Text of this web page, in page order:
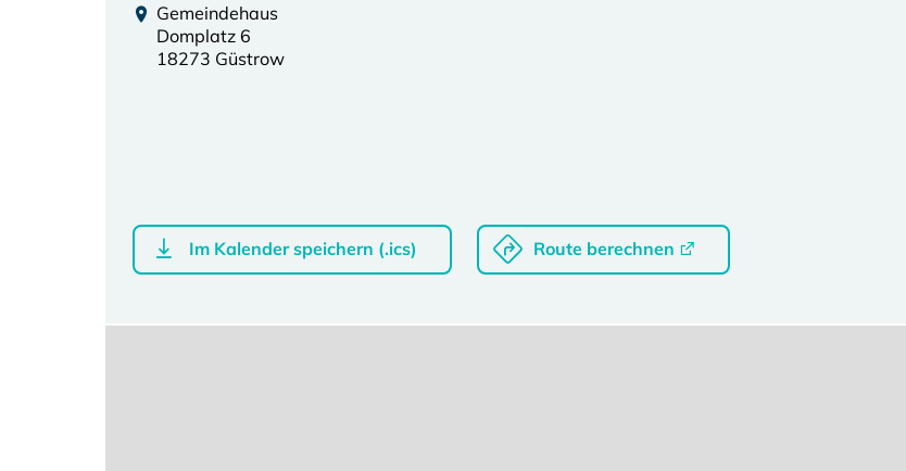
Gemeindehaus
Domplatz 6
18273 Güstrow
Im Kalender speichern (.ics) Route berechnen